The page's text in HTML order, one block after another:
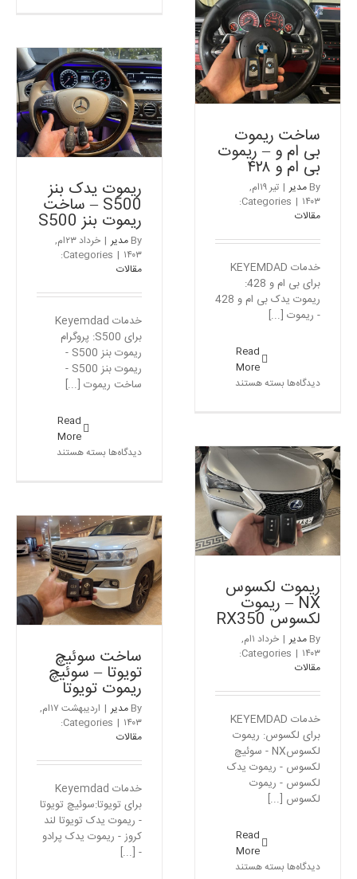
ساخت
کلید
و
ریموت
پژو
۲۰۰۸
ام
و
–
ریموت
بی
ام
و
x3
ساخت ریموت بی ام و –
ریموت بی ام و ۴۲۸
مقالات
ساخت ریموت
بی ام و – ریموت
بی ام و ۴۲۸
By مدیر |
تیر ۱۹ام,
۱۴۰۳ |
Categories:
مقالات
خدمات KEYEMDAD
برای بی ام و 428:
ریموت یدک بی ام و 428
- ریموت [...]
Read
More
دیدگاه‌ها برای
ام
و
ریموت
بی
ام
و
۴۲۸
بسته هستند
ریموت یدک بنز
S500 – ساخت
ریموت بنز S500
By مدیر |
خرداد ۲۳ام,
۱۴۰۳ |
Categories:
مقالات
خدمات Keyemdad
برای S500: پروگرام
ریموت بنز S500 -
ریموت بنز S500 -
ساخت ریموت [...]
Read
More
دیدگاه‌ها برای
S500
–
ساخت
ریموت
بنز
S500
بسته هستند
ریموت لکسوس RX350
مقالات
ریموت لکسوس
NX – ریموت
لکسوس RX350
By مدیر |
خرداد ۱ام,
۱۴۰۳ |
Categories:
مقالات
خدمات KEYEMDAD
برای لکسوس: ریموت
لکسوسNX - سوئیچ
لکسوس - ریموت یدک
لکسوس - ریموت
لکسوس [...]
Read
More
دیدگاه‌ها برای
بسته هستند
ساخت سوئیچ
تویوتا – سوئیچ
ریموت تویوتا
By مدیر |
اردیبهشت ۱۷ام,
۱۴۰۳ |
Categories:
مقالات
خدمات Keyemdad
برای تویوتا:سوئیچ تویوتا
- ریموت یدک تویوتا لند
کروز - ریموت یدک پرادو
- [...]